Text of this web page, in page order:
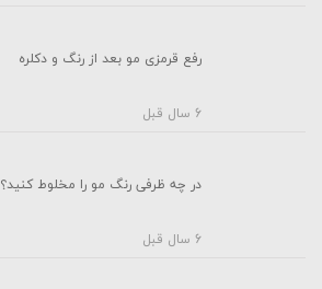
رفع قرمزی مو بعد از رنگ و دکلره
6 سال قبل
در چه ظرفی رنگ‌ مو را مخلوط کنید؟
6 سال قبل